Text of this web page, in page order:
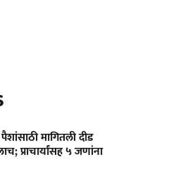
मागितली दीड
प्राचार्यांसह ५ जणांना